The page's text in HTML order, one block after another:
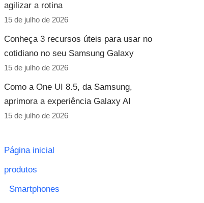
agilizar a rotina
15 de julho de 2026
Conheça 3 recursos úteis para usar no
cotidiano no seu Samsung Galaxy
15 de julho de 2026
Como a One UI 8.5, da Samsung,
aprimora a experiência Galaxy AI
15 de julho de 2026
Página inicial
produtos
Smartphones